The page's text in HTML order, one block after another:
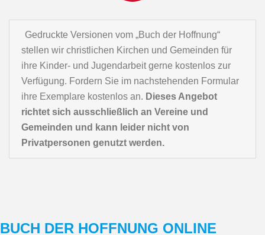
Gedruckte Versionen vom „Buch der Hoffnung“
stellen wir christlichen Kirchen und Gemeinden für
ihre Kinder- und Jugendarbeit gerne kostenlos zur
Verfügung. Fordern Sie im nachstehenden Formular
ihre Exemplare kostenlos an. Dieses Angebot
richtet sich ausschließlich an Vereine und
Gemeinden und kann leider nicht von
Privatpersonen genutzt werden.
BUCH DER HOFFNUNG ONLINE